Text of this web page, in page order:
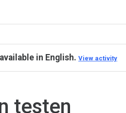
in English. View activity
testen